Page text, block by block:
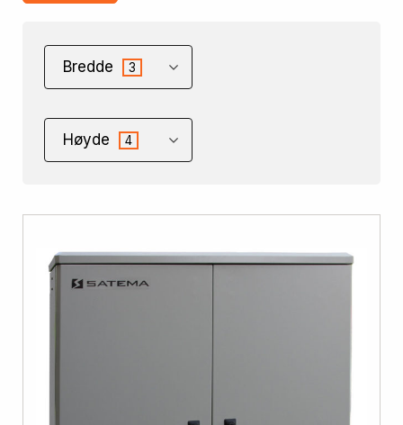
Bredde 3
Høyde 4